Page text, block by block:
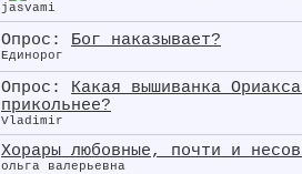
jasvami
Опрос: Бог наказывает?
Единорог
Опрос:
Какая вышиванка
прикольнее?
Vladimir
Хорары любовные, почти и
ольга валерьевна